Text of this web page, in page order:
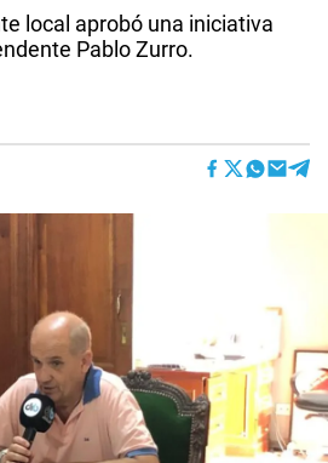
local aprobó una iniciativa
Pablo Zurro.